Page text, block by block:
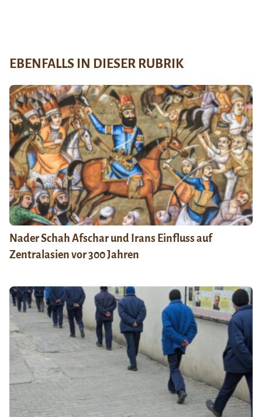
EBENFALLS IN DIESER RUBRIK
Nader Schah Afschar und Irans Einfluss auf
Zentralasien vor 300 Jahren